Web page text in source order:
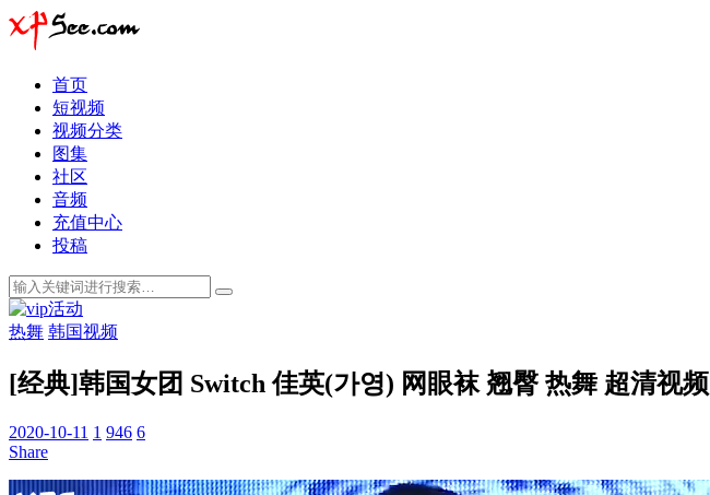
首页
短视频
视频分类
图集
社区
音频
充值中心
投稿
热舞 韩国视频
[经典]韩国女团 Switch 佳英(가영) 网眼袜 翘臀 热舞 超清视频
2020-10-11 1 946 6
Share